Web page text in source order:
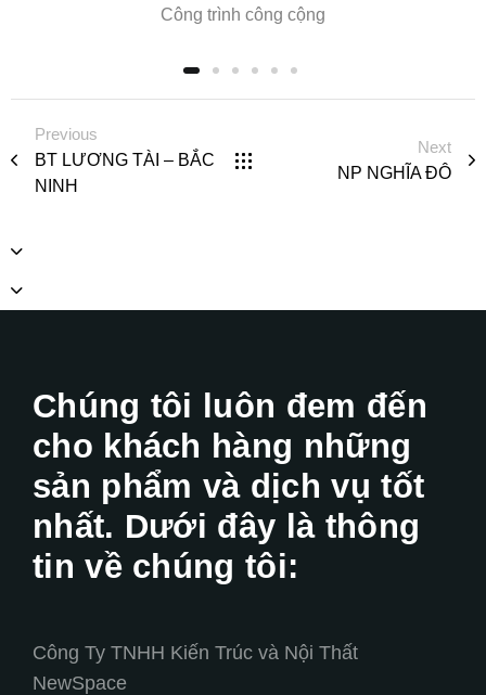
Công trình công cộng
Previous
BT LƯƠNG TÀI – BẮC
NINH
Next
NP NGHĨA ĐÔ
Chúng tôi luôn đem đến
cho khách hàng những
sản phẩm và dịch vụ tốt
nhất. Dưới đây là thông
tin về chúng tôi:
Công Ty TNHH Kiến Trúc và Nội Thất
NewSpace